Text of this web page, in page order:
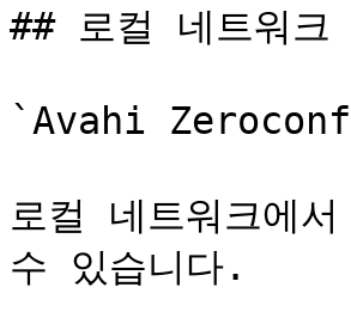
## 로컬 네트워크
`Avahi Zeroconf
로컬 네트워크에
수 있습니다.